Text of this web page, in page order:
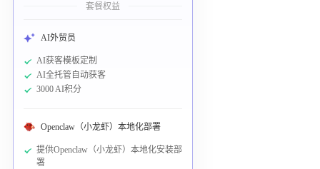
套餐权益
AI外贸员
AI获客模板定制
AI全托管自动获客
3000 AI积分
Openclaw（小龙虾）本地化部署
提供Openclaw（小龙虾）本地化安装部
署